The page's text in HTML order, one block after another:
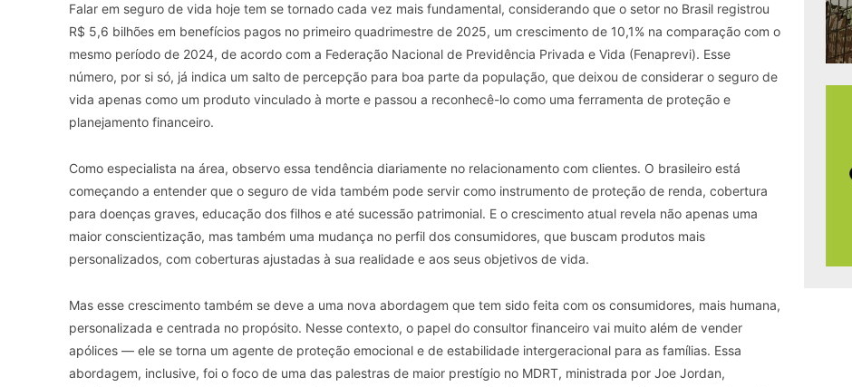
Falar em seguro de vida hoje tem se tornado cada vez mais fundamental, considerando que o setor no Brasil registrou
R$ 5,6 bilhões em benefícios pagos no primeiro quadrimestre de 2025, um crescimento de 10,1% na comparação com o
mesmo período de 2024, de acordo com a Federação Nacional de Previdência Privada e Vida (Fenaprevi). Esse
número, por si só, já indica um salto de percepção para boa parte da população, que deixou de considerar o seguro de
vida apenas como um produto vinculado à morte e passou a reconhecê-lo como uma ferramenta de proteção e
planejamento financeiro.
Como especialista na área, observo essa tendência diariamente no relacionamento com clientes. O brasileiro está
começando a entender que o seguro de vida também pode servir como instrumento de proteção de renda, cobertura
para doenças graves, educação dos filhos e até sucessão patrimonial. E o crescimento atual revela não apenas uma
maior conscientização, mas também uma mudança no perfil dos consumidores, que buscam produtos mais
personalizados, com coberturas ajustadas à sua realidade e aos seus objetivos de vida.
Mas esse crescimento também se deve a uma nova abordagem que tem sido feita com os consumidores, mais humana,
personalizada e centrada no propósito. Nesse contexto, o papel do consultor financeiro vai muito além de vender
apólices — ele se torna um agente de proteção emocional e de estabilidade intergeracional para as famílias. Essa
abordagem, inclusive, foi o foco de uma das palestras de maior prestígio no MDRT, ministrada por Joe Jordan,